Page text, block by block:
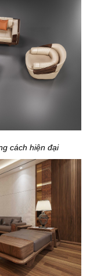
cách hiện đại